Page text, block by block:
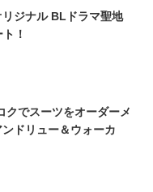
リジナル BLドラマ聖地
！
クでスーツをオーダーメ
ドリュー＆ウォーカ